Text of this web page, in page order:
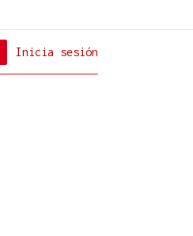
Inicia sesión